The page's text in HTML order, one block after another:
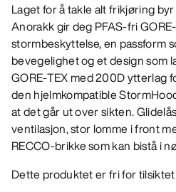
Laget for å takle alt frikjøring
Anorakk gir deg PFAS-fri
stormbeskyttelse, en passform
bevegelighet og et design som
GORE-TEX med 200D ytterlag
den hjelmkompatible
at det går ut over sikten.
ventilasjon, stor lomme i front
RECCO-brikke som kan bistå i
Dette produktet er fri for tilsiktet